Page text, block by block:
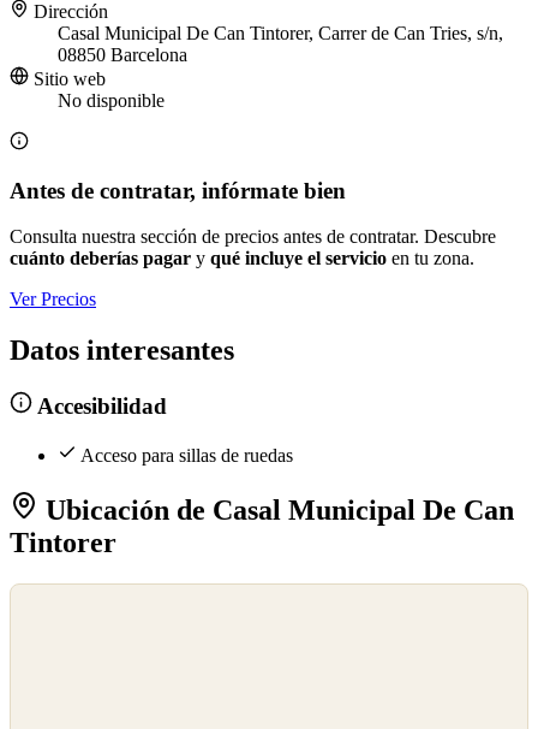
Dirección
Casal Municipal De Can Tintorer, Carrer de Can Tries, s/n,
08850 Barcelona
Sitio web
No disponible
Antes de contratar, infórmate bien
Consulta nuestra sección de precios antes de contratar. Descubre
cuánto deberías pagar y qué incluye el servicio en tu zona.
Ver Precios
Datos interesantes
Accesibilidad
Acceso para sillas de ruedas
Ubicación de Casal Municipal De Can
Tintorer